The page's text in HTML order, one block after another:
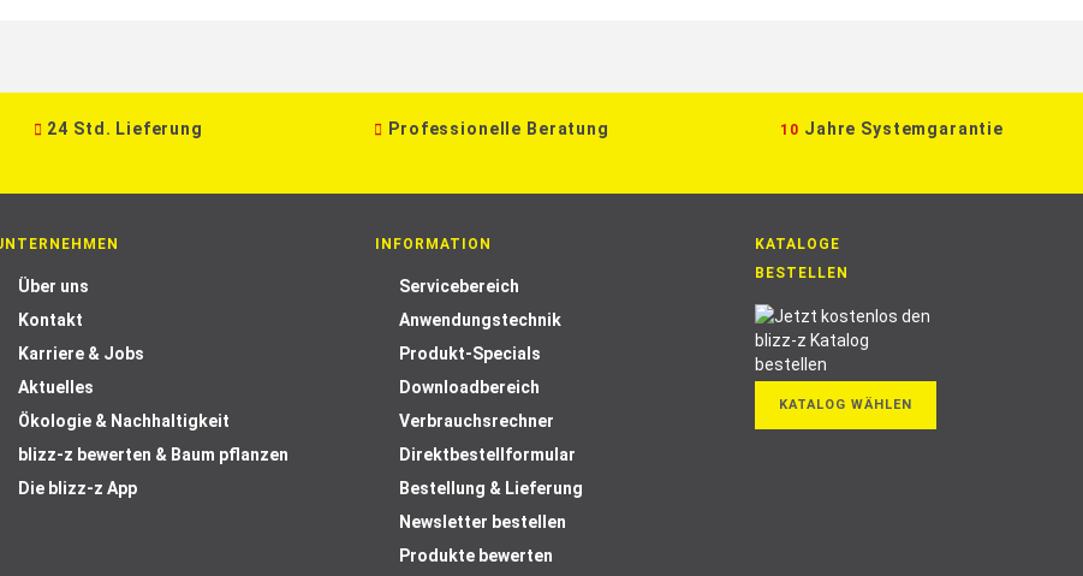
24 Std. Lieferung Professionelle Beratung 10 Jahre Systemgarantie
Über uns
Kontakt
Karriere & Jobs
Aktuelles
Ökologie & Nachhaltigkeit
blizz-z bewerten & Baum pflanzen
Die blizz-z App
INFORMATION
Servicebereich
Anwendungstechnik
Produkt-Specials
Downloadbereich
Verbrauchsrechner
Direktbestellformular
Bestellung & Lieferung
Newsletter bestellen
Produkte bewerten
KATALOGE
BESTELLEN
KATALOG WÄHLEN